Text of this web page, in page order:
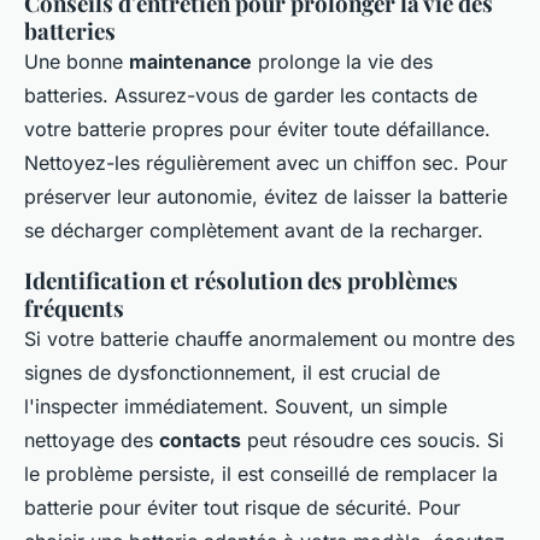
batteries
Une bonne maintenance prolonge la vie des
batteries. Assurez-vous de garder les contacts de
votre batterie propres pour éviter toute défaillance.
Nettoyez-les régulièrement avec un chiffon sec. Pour
préserver leur autonomie, évitez de laisser la batterie
se décharger complètement avant de la recharger.
Identification et résolution des problèmes
fréquents
Si votre batterie chauffe anormalement ou montre des
signes de dysfonctionnement, il est crucial de
l'inspecter immédiatement. Souvent, un simple
nettoyage des contacts peut résoudre ces soucis. Si
le problème persiste, il est conseillé de remplacer la
batterie pour éviter tout risque de sécurité. Pour